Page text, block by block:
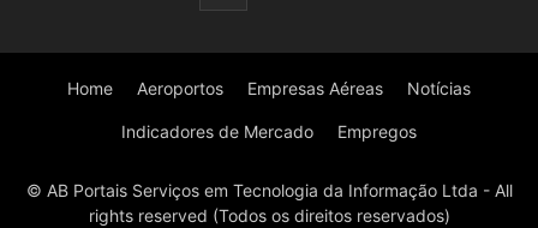
Home Aeroportos Empresas Aéreas Notícias
Indicadores de Mercado Empregos
© AB Portais Serviços em Tecnologia da Informação Ltda - All
rights reserved (Todos os direitos reservados)